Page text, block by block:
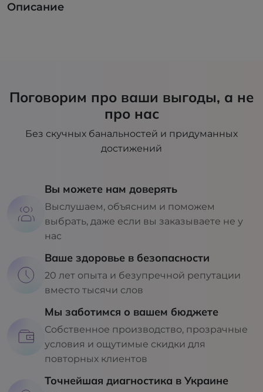
Описание
Поговорим про ваши выгоды, а не
про нас
Без скучных банальностей и придуманных
достижений
Вы можете нам доверять
Выслушаем, объясним и поможем
выбрать, даже если вы заказываете не у
нас
Ваше здоровье в безопасности
20 лет опыта и безупречной репутации
вместо тысячи слов
Мы заботимся о вашем бюджете
Собственное производство, прозрачные
условия и ощутимые скидки для
повторных клиентов
Точнейшая диагностика в Украине